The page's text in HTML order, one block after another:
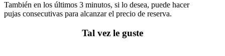
También en los últimos 3 minutos, si lo desea, puede hacer
pujas consecutivas para alcanzar el precio de reserva.
Tal vez le guste